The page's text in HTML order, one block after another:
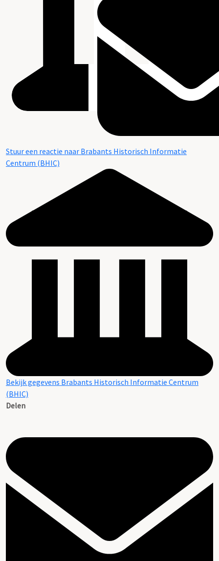
Stuur een reactie naar Brabants Historisch Informatie
Centrum (BHIC)
Bekijk gegevens Brabants Historisch Informatie Centrum
(BHIC)
Delen